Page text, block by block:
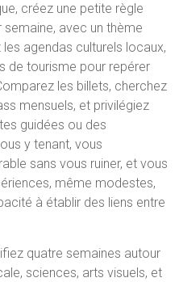
créez une petite règle
avec un thème
agendas culturels locaux,
de tourisme pour repérer
les billets, cherchez
mensuels, et privilégiez
guidées ou des
y tenant, vous
sans vous ruiner, et vous
même modestes,
à établir des liens entre
quatre semaines autour
sciences, arts visuels, et